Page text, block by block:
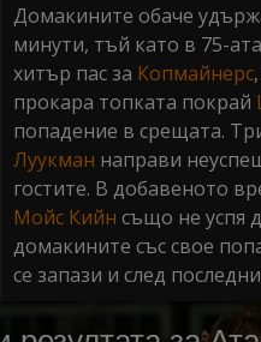
Домакините обаче
минути, тъй като в 75-ата
хитър пас за Копмайнерс
прокара топката покрай
попадение в срещата.
Луукман направи
гостите. В добавеното
Мойс Кийн също не успя
домакините със свое
се запази и след